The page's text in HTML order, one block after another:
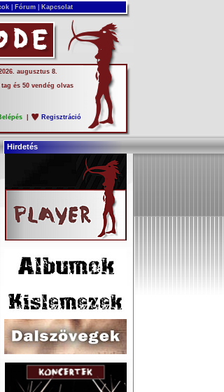
Fórum Kapcsolat
augusztus 8.
és 50 vendég olvas
Regisztráció
Hirdetés